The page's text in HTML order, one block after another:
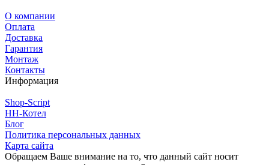
О компании
Оплата
Доставка
Гарантия
Монтаж
Контакты
Информация
Shop-Script
НН-Котел
Блог
Политика персональных данных
Карта сайта
Обращаем Ваше внимание на то, что данный сайт носит